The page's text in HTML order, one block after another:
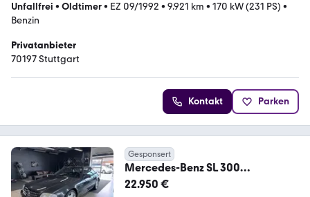
Unfallfrei • Oldtimer• EZ 09/1992 • 9.921 km • 170 kW (231 PS) •
Benzin
Privatanbieter
70197 Stuttgart
Kontakt Parken
Gesponsert
Mercedes-Benz SL 300
24V*ZUSTAND
22.950 €